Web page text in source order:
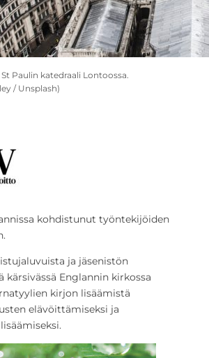
Paulin katedraali Lontoossa.
/ Unsplash)
kohdistunut työntekijöiden
ja jäsenistön
kärsivässä Englannin kirkossa
kirjon lisäämistä
elävöittämiseksi ja